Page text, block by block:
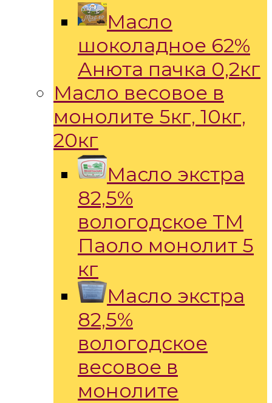
Масло
шоколадное 62%
Анюта пачка 0,2кг
Масло весовое в
монолите 5кг, 10кг,
20кг
Масло экстра
82,5%
вологодское ТМ
Паоло монолит 5
кг
Масло экстра
82,5%
вологодское
весовое в
монолите